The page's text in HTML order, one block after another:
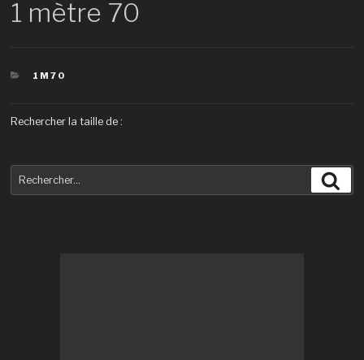
1 mètre 70
CATÉGORIES
1M70
Rechercher la taille de :
pour